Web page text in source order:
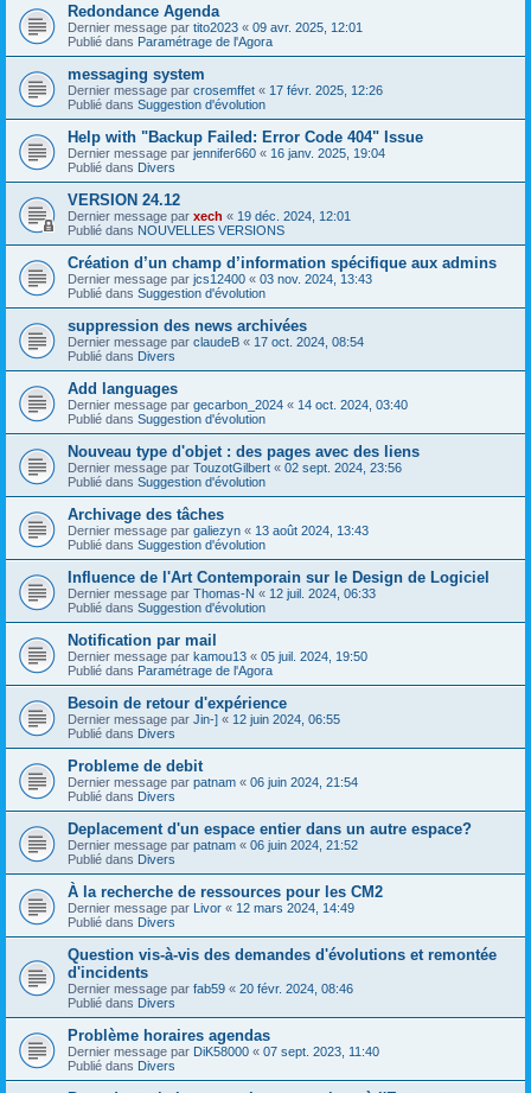
Redondance Agenda
Dernier message par tito2023 « 09 avr. 2025, 12:01
Publié dans Paramétrage de l'Agora
messaging system
Dernier message par crosemffet « 17 févr. 2025, 12:26
Publié dans Suggestion d'évolution
Help with "Backup Failed: Error Code 404" Issue
Dernier message par jennifer660 « 16 janv. 2025, 19:04
Publié dans Divers
VERSION 24.12
Dernier message par xech « 19 déc. 2024, 12:01
Publié dans NOUVELLES VERSIONS
Création d’un champ d’information spécifique aux admins
Dernier message par jcs12400 « 03 nov. 2024, 13:43
Publié dans Suggestion d'évolution
suppression des news archivées
Dernier message par claudeB « 17 oct. 2024, 08:54
Publié dans Divers
Add languages
Dernier message par gecarbon_2024 « 14 oct. 2024, 03:40
Publié dans Suggestion d'évolution
Nouveau type d'objet : des pages avec des liens
Dernier message par TouzotGilbert « 02 sept. 2024, 23:56
Publié dans Suggestion d'évolution
Archivage des tâches
Dernier message par galiezyn « 13 août 2024, 13:43
Publié dans Suggestion d'évolution
Influence de l'Art Contemporain sur le Design de Logiciel
Dernier message par Thomas-N « 12 juil. 2024, 06:33
Publié dans Suggestion d'évolution
Notification par mail
Dernier message par kamou13 « 05 juil. 2024, 19:50
Publié dans Paramétrage de l'Agora
Besoin de retour d'expérience
Dernier message par Jin-] « 12 juin 2024, 06:55
Publié dans Divers
Probleme de debit
Dernier message par patnam « 06 juin 2024, 21:54
Publié dans Divers
Deplacement d'un espace entier dans un autre espace?
Dernier message par patnam « 06 juin 2024, 21:52
Publié dans Divers
À la recherche de ressources pour les CM2
Dernier message par Livor « 12 mars 2024, 14:49
Publié dans Divers
Question vis-à-vis des demandes d'évolutions et remontée
d'incidents
Dernier message par fab59 « 20 févr. 2024, 08:46
Publié dans Divers
Problème horaires agendas
Dernier message par DiK58000 « 07 sept. 2023, 11:40
Publié dans Divers